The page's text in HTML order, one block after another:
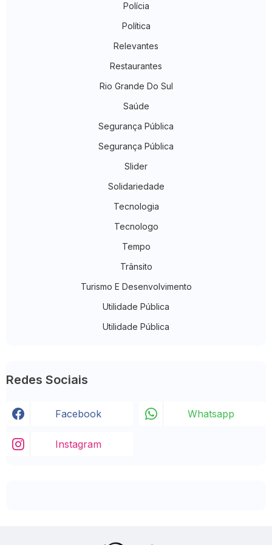
Polícia
Política
Relevantes
Restaurantes
Rio Grande Do Sul
Saúde
Segurança Pública
Segurança Pública
Slider
Solidariedade
Tecnologia
Tecnologo
Tempo
Trânsito
Turismo E Desenvolvimento
Utilidade Pública
Utilidade Pública
Redes Sociais
Facebook Whatsapp
Instagram